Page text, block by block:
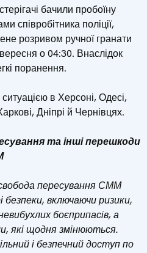
бачили пробоїну
співробітника поліції,
розривом ручної гранати
о 04:30. Внаслідок
поранення.
в Херсоні, Одесі,
Дніпрі й Чернівцях.
та інші перешкоди
пересування СММ
безпеки, включаючи ризики,
боєприпасів, а
які щодня змінюються.
і безпечний доступ по